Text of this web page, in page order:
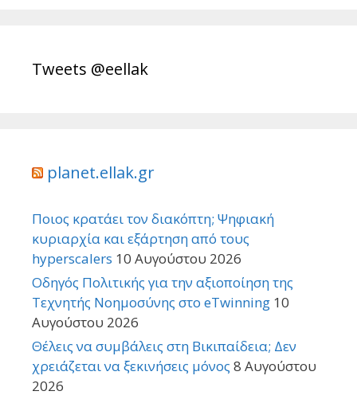
Tweets @eellak
planet.ellak.gr
Ποιος κρατάει τον διακόπτη; Ψηφιακή
κυριαρχία και εξάρτηση από τους
hyperscalers 10 Αυγούστου 2026
Οδηγός Πολιτικής για την αξιοποίηση της
Τεχνητής Νοημοσύνης στο eTwinning 10
Αυγούστου 2026
Θέλεις να συμβάλεις στη Βικιπαίδεια; Δεν
χρειάζεται να ξεκινήσεις μόνος 8 Αυγούστου
2026